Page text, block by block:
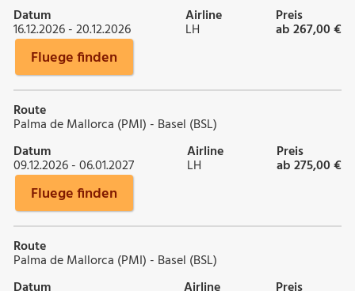
Datum
16.12.2026 - 20.12.2026
Airline
LH
Preis
ab 267,00 €
Fluege finden
Route
Palma de Mallorca (PMI) - Basel (BSL)
Datum
09.12.2026 - 06.01.2027
Airline
LH
Preis
ab 275,00 €
Fluege finden
Route
Palma de Mallorca (PMI) - Basel (BSL)